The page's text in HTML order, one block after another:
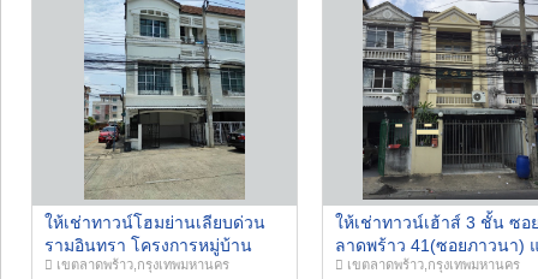
ให้เช่าทาวน์โฮมย่านเลียบด่วน
รามอินทรา โครงการหมู่บ้าน
กลางเมือง ลาดพร้าว-โยธิน
เขตลาดพร้าว,กรุงเทพมหานคร
ให้เช่าทาวน์เฮ้าส์ 3 ชั้น ซอ
ลาดพร้าว 41(ซอยภาวนา)
เครื่อง ทำเลดีใกล้รถไฟฟ้า
เขตลาดพร้าว,กรุงเทพมหานคร